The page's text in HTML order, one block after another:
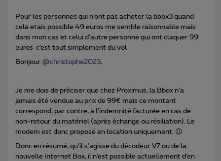
Pour les personnes qui n’ont pas acheter la bbox3 quand
cela etais possible 49 euros me semble raisonnable mais
dans mon cas et celui d’autre personne qui ont claquer 99
euros c’est tout simplement du vol
Bonjour @christophe2023,
Je me dois de préciser que chez Proximus, la Bbox n’a
jamais été vendue au prix de 99€ mais ce montant
correspond, par contre, à l’indemnité facturée en cas de
non-retour du matériel (après échange ou résiliation). Le
modem est donc proposé en location uniquement. 😉
Donc en résumé, qu’il s’agisse du décodeur V7 ou de la
nouvelle Internet Box, il n’est possible actuellement d’en